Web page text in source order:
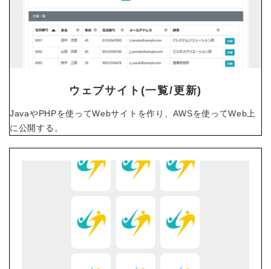
ウェブサイト(一覧/更新)
JavaやPHPを使ってWebサイトを作り、AWSを使ってWeb上
に公開する。